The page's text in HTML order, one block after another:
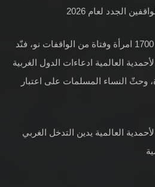
الجدد لعام 2026
في خطابٍ أمام أكثر من 1700 امرأة وفتاة من الواقفات نو، فنّد
العالمية ادعاءات الدول الغربية
وحثّ النساء المسلمات على اعتبار
العالمية يدين التدخل الغربي